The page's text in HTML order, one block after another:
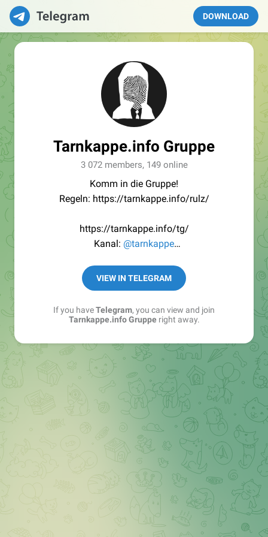
DOWNLOAD
Tarnkappe.info Gruppe
3 072 members, 149 online
Komm in die Gruppe!
Regeln: https://tarnkappe.info/rulz/
https://tarnkappe.info/tg/
Kanal: @tarnkappe
Best of:@bestoftarnkappe
Kochen: https://t.me/+WSW5F1VcmhliMjk6
VIEW IN TELEGRAM
If you haveTelegram, you can view and join
Tarnkappe.info Grupperight away.